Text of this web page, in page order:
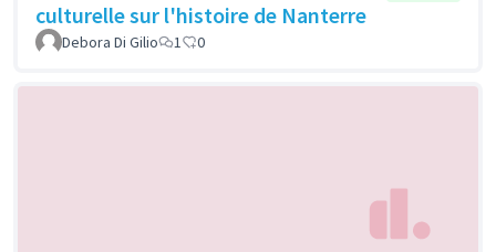
culturelle sur l'histoire de Nanterre
Debora Di Gilio 1 0